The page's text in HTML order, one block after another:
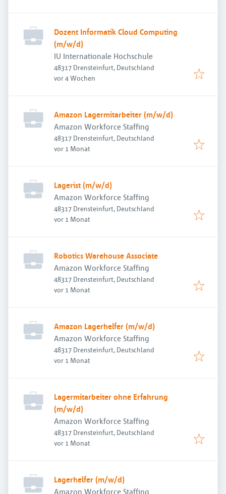
Dozent Informatik Cloud Computing
(m/w/d)
IU Internationale Hochschule
48317 Drensteinfurt, Deutschland
Veröffentlicht
vor 4 Wochen
Amazon Lagermitarbeiter (m/w/d)
Amazon Workforce Staffing
48317 Drensteinfurt, Deutschland
Veröffentlicht
vor 1 Monat
Lagerist (m/w/d)
Amazon Workforce Staffing
48317 Drensteinfurt, Deutschland
Veröffentlicht
vor 1 Monat
Robotics Warehouse Associate
Amazon Workforce Staffing
48317 Drensteinfurt, Deutschland
Veröffentlicht
vor 1 Monat
Amazon Lagerhelfer (m/w/d)
Amazon Workforce Staffing
48317 Drensteinfurt, Deutschland
Veröffentlicht
vor 1 Monat
Lagermitarbeiter ohne Erfahrung
(m/w/d)
Amazon Workforce Staffing
48317 Drensteinfurt, Deutschland
Veröffentlicht
vor 1 Monat
Lagerhelfer (m/w/d)
Amazon Workforce Staffing